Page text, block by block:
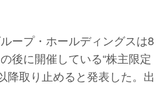
ープ・ホールディングスは8
後に開催している“株主限定
降取り止めると発表した。出